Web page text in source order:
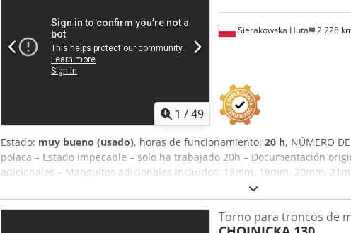
1 /49
Sierakowska Huta 2.228
Estado: muy bueno (usado), horas de funcionamiento: 20 h, NÚMERO
polaca – Estado impecable – solo ha trabajado 20h – Documentación
adicionales – Manguitos adicionales incluidos: 18mm, 19mm, 20mm,
26mm, 27mm, 28mm, 29mm – Dispositivo para ajuste de cuchillas –
técnicos: – Diámetro de los cilindros obtenidos: 180–300 mm – Diámetro
mecanizado: 380 mm – Máximo excedente de mecanizado: 40 mm por
Torno para troncos de